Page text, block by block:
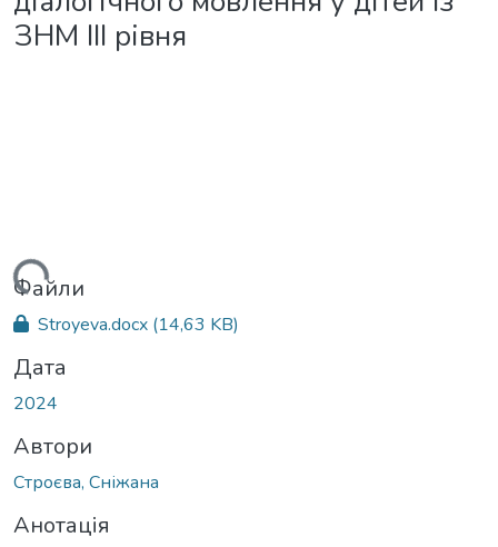
ЗНМ ІІІ рівня
Файли
Stroyeva.docx (14,63 KB)
Дата
2024
Автори
Строєва, Сніжана
Анотація